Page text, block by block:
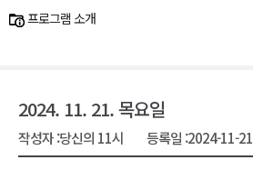
프로그램 소개
2024. 11. 21. 목요일
작성자 :당신의 11시 등록일 :2024-11-21